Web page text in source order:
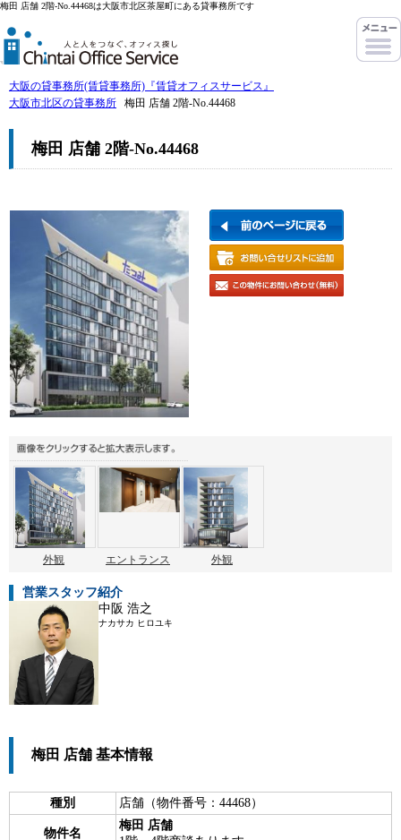
梅田 店舗 2階-No.44468は大阪市北区茶屋町にある貸事務所です
大阪の貸事務所(賃貸事務所)『賃貸オフィスサービス』
大阪市北区の貸事務所
梅田 店舗 2階-No.44468
梅田 店舗 2階-No.44468
外観 エントランス 外観
営業スタッフ紹介
中阪 浩之
ナカサカ ヒロユキ
梅田 店舗 基本情報
種別 店舗（物件番号：44468）
物件名
梅田 店舗